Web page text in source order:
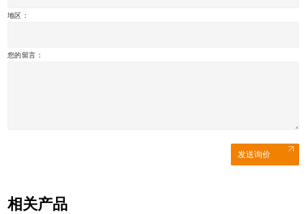
地区：
您的留言：
发送询价
相关产品